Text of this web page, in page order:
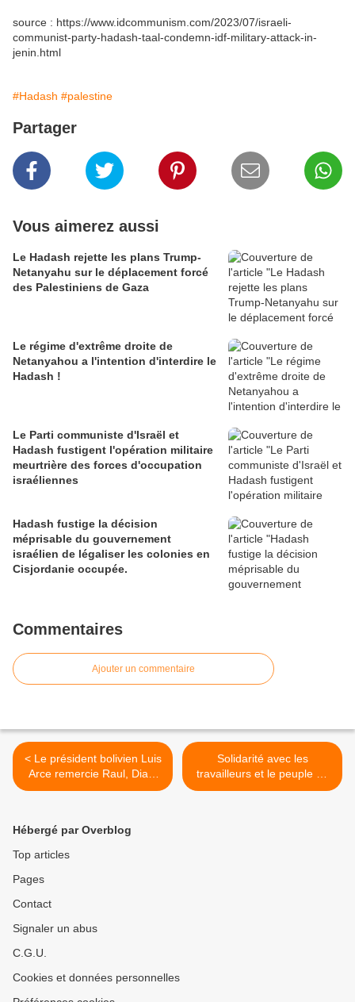
source : https://www.idcommunism.com/2023/07/israeli-
communist-party-hadash-taal-condemn-idf-military-attack-in-
jenin.html
#Hadash #palestine
Partager
Vous aimerez aussi
Le Hadash rejette les plans Trump-
Netanyahu sur le déplacement forcé
des Palestiniens de Gaza
Le régime d'extrême droite de
Netanyahou a l'intention d'interdire le
Hadash !
Le Parti communiste d'Israël et
Hadash fustigent l'opération militaire
meurtrière des forces d'occupation
israéliennes
Hadash fustige la décision
méprisable du gouvernement
israélien de légaliser les colonies en
Cisjordanie occupée.
Commentaires
Ajouter un commentaire
< Le président bolivien Luis
Arce remercie Raul, Diaz-
Canel et le peuple cubain
Solidarité avec les
travailleurs et le peuple de
France contre la répression
Hébergé par Overblog
Top articles
Pages
Contact
Signaler un abus
C.G.U.
Cookies et données personnelles